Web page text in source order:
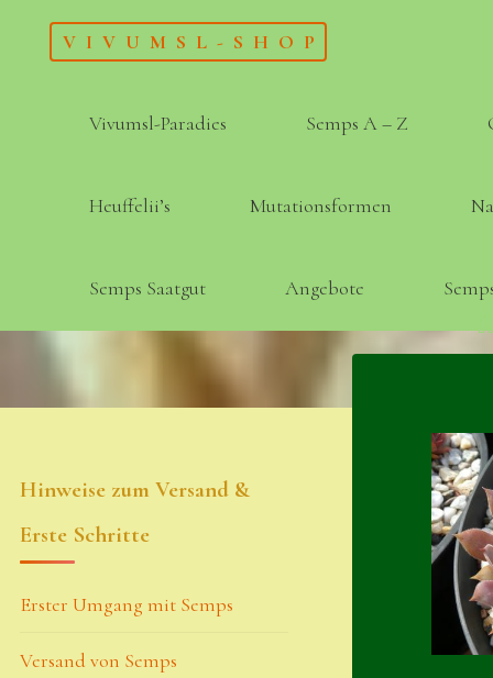
VIVUMSL-SHOP
Vivumsl-Paradies Semps A – Z
Heuffelii’s Mutationsformen
Semps Saatgut Angebote
Hinweise zum Versand &
Erste Schritte
Erster Umgang mit Semps
Versand von Semps